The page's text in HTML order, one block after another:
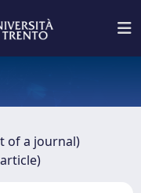
of a journal)